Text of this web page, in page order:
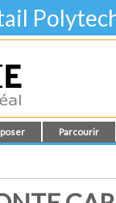
Parcourir